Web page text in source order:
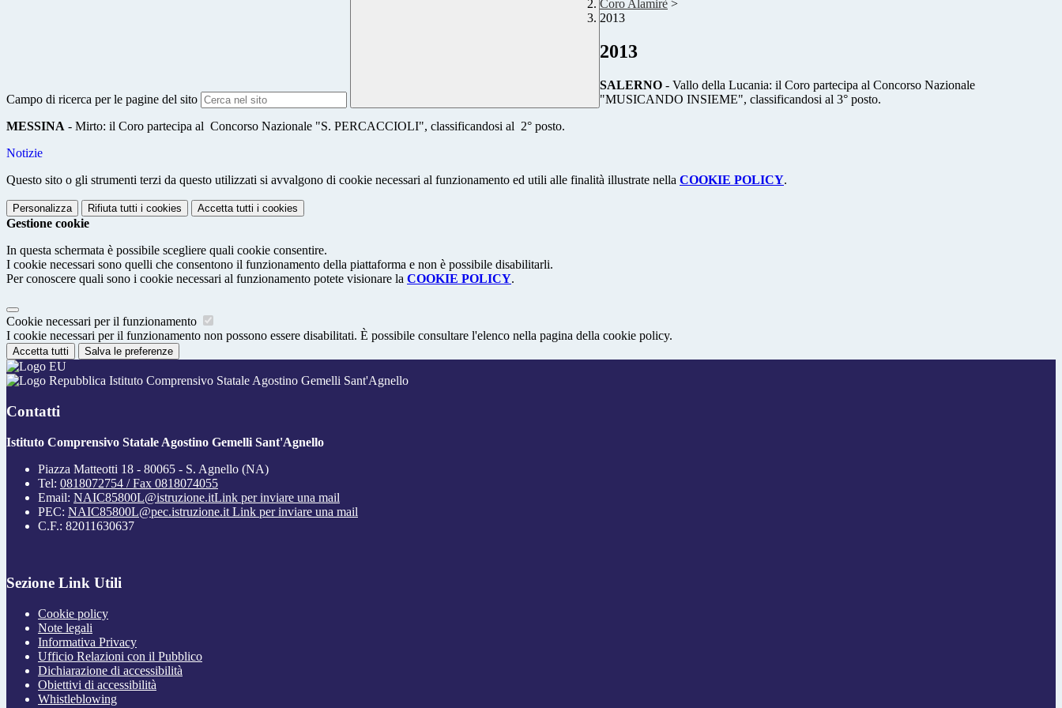
Campo di ricerca per le pagine del sito
Coro Alamirè >
2013
2013
SALERNO - Vallo della Lucania: il Coro partecipa al Concorso Nazionale
"MUSICANDO INSIEME", classificandosi al 3° posto.
MESSINA - Mirto: il Coro partecipa al Concorso Nazionale "S. PERCACCIOLI", classificandosi al 2° posto.
Notizie
Questo sito o gli strumenti terzi da questo utilizzati si avvalgono di cookie necessari al funzionamento ed utili alle finalità illustrate nella COOKIE POLICY.
Personalizza Rifiuta tutti i cookies Accetta tutti i cookies
Gestione cookie
In questa schermata è possibile scegliere quali cookie consentire.
I cookie necessari sono quelli che consentono il funzionamento della piattaforma e non è possibile disabilitarli.
Per conoscere quali sono i cookie necessari al funzionamento potete visionare la COOKIE POLICY.
Cookie necessari per il funzionamento
I cookie necessari per il funzionamento non possono essere disabilitati. È possibile consultare l'elenco nella pagina della cookie policy.
Accetta tutti Salva le preferenze
Istituto Comprensivo Statale Agostino Gemelli Sant'Agnello
Contatti
Istituto Comprensivo Statale Agostino Gemelli Sant'Agnello
Piazza Matteotti 18 - 80065 - S. Agnello (NA)
Tel: 0818072754 / Fax 0818074055
Email: NAIC85800L@istruzione.itLink per inviare una mail
PEC: NAIC85800L@pec.istruzione.it Link per inviare una mail
C.F.: 82011630637
Sezione Link Utili
Cookie policy
Note legali
Informativa Privacy
Ufficio Relazioni con il Pubblico
Dichiarazione di accessibilità
Obiettivi di accessibilità
Whistleblowing